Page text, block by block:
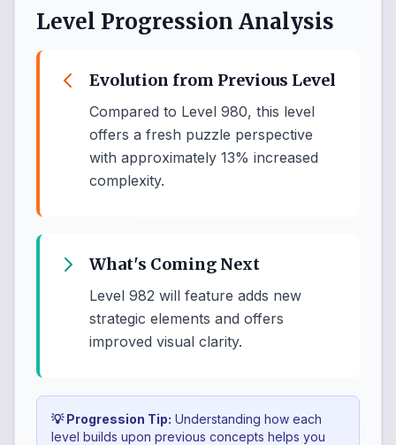
Level Progression Analysis
Evolution from Previous Level
Compared to Level 980, this level
offers a fresh puzzle perspective
with approximately 13% increased
complexity.
What's Coming Next
Level 982 will feature adds new
strategic elements and offers
improved visual clarity.
💡 Progression Tip: Understanding how each
level builds upon previous concepts helps you